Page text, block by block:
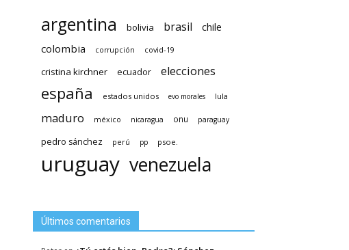
argentina bolivia brasil
chile
colombia
corrupción covid-19
cristina kirchner ecuador elecciones
españa estados unidos evo morales lula
maduro méxico nicaragua onu paraguay
pedro sánchez perú pp psoe.
uruguay venezuela
Últimos comentarios